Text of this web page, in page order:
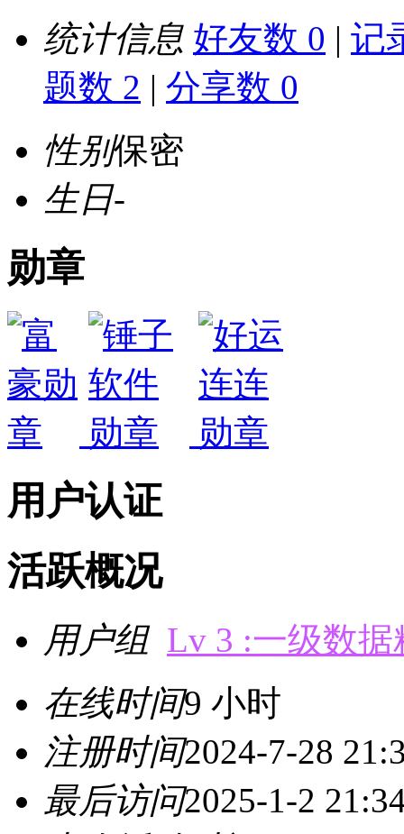
统计信息 好友数 0 | 记
题数 2 | 分享数 0
性别保密
生日-
勋章
用户认证
活跃概况
用户组 Lv 3 :一级数据
在线时间9 小时
注册时间2024-7-28
最后访问2025-1-2